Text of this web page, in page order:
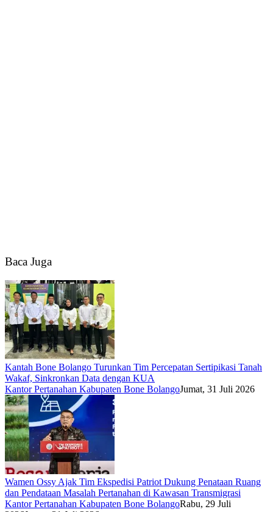
Baca Juga
Kantah Bone Bolango Turunkan Tim Percepatan Sertipikasi Tanah
Wakaf, Sinkronkan Data dengan KUA
Kantor Pertanahan Kabupaten Bone BolangoJumat, 31 Juli 2026
Wamen Ossy Ajak Tim Ekspedisi Patriot Dukung Penataan Ruang
dan Pendataan Masalah Pertanahan di Kawasan Transmigrasi
Kantor Pertanahan Kabupaten Bone BolangoRabu, 29 Juli